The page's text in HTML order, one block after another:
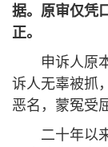
据。原审仅凭
正。
申诉人原
诉人无辜被抓
恶名，蒙冤受
二十年以